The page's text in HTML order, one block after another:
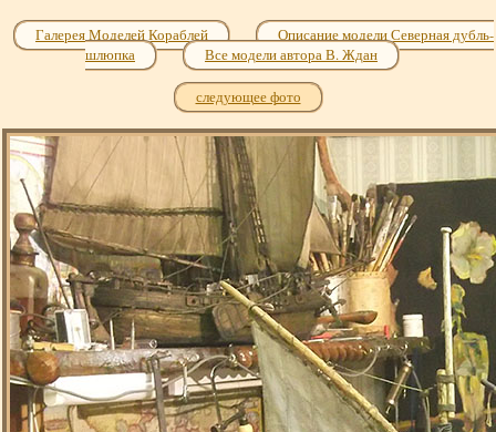
Галерея Моделей Кораблей
Описание модели Северная дубль-
шлюпка
Все модели автора В. Ждан
следующее фото